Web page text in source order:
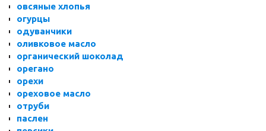
овсяные хлопья
огурцы
одуванчики
оливковое масло
органический шоколад
орегано
орехи
ореховое масло
отруби
паслен